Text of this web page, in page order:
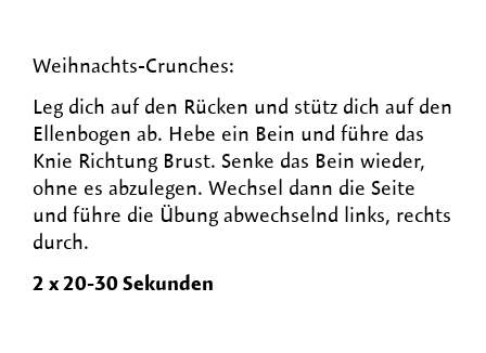
Weihnachts-Crunches:
Leg dich auf den Rücken und stütz dich auf den
Ellenbogen ab. Hebe ein Bein und führe das
Knie Richtung Brust. Senke das Bein wieder,
ohne es abzulegen. Wechsel dann die Seite
und führe die Übung abwechselnd links, rechts
durch.
2 x 20-30 Sekunden